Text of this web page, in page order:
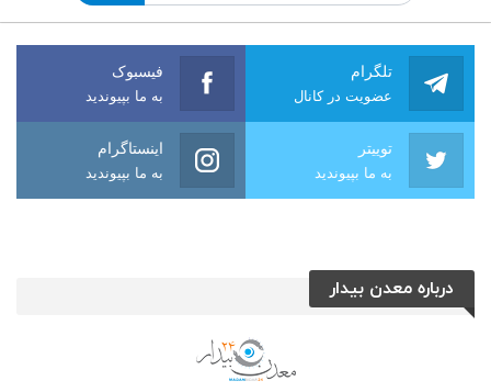
تلگرام
عضویت در کانال
فیسبوک
به ما بپیوندید
توییتر
به ما بپیوندید
اینستاگرام
به ما بپیوندید
درباره معدن بیدار